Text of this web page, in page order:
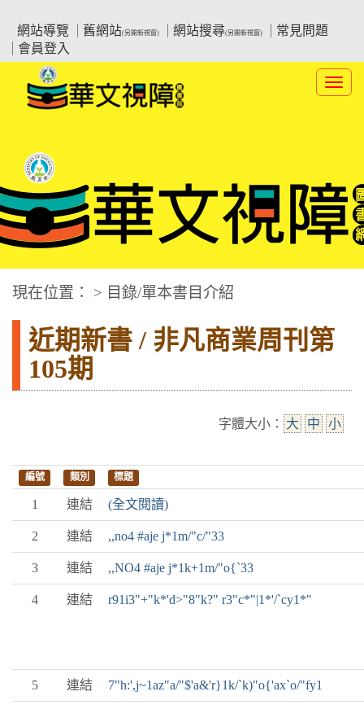
要
網站導覽
舊網站(另開新視窗) 網站搜尋(另開新視窗)
常見問題
會員登入
:::中央區塊
華文視障電子圖書網
現在位置： > 目錄/單本書目介紹
近期新書 / 非凡商業周刊第
105期
字體大小： 大 中 小
編號 類別 標題
1 連結 (全文閱讀)
2 連結 ,,no4 #aje j*1m/"c/"33
3 連結 ,,NO4 #aje j*1k+1m/"o{`33
4 連結 r91i3"+"k*'d>"8"k?" r3"c*"|1*'/`cy1*"
5 連結 7"h:',j~1az"a/"$'a&'r}1k/`k)"o{'ax`o/"fy1